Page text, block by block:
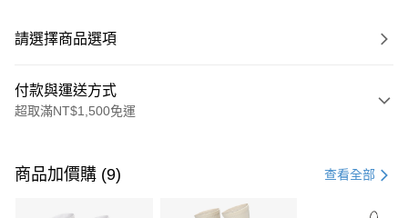
請選擇商品選項
付款與運送方式
超取滿NT$1,500免運
信用卡一次付款
商品加價購 (9) 查看全部